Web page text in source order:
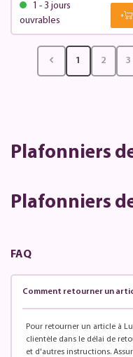
1 - 3 jours
ouvrables
1 2 3
Plafonniers
Plafonniers
FAQ
Comment retourner un
Pour retourner un article à
clientèle dans le délai de
et d'autres instructions.